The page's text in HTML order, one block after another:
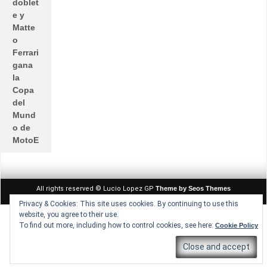
Privacy & Cookies: This site uses cookies. By continuing to use this
website, you agree to their use.
To find out more, including how to control cookies, see here: Cookie Policy
doblet
e y
Matte
o
Ferrari
gana
la
Copa
del
Mund
o de
MotoE
All rights reserved © Lucio Lopez GP Theme by Seos Themes